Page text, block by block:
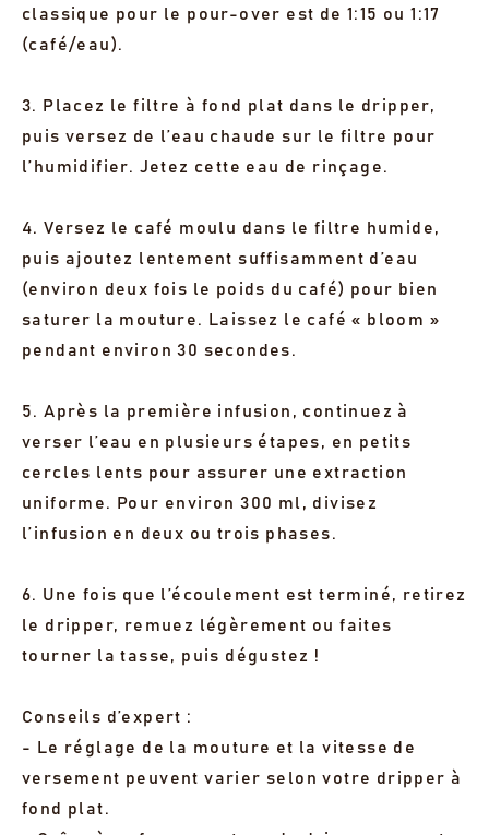
classique pour le pour-over est de 1:15 ou 1:17
(café/eau).
3. Placez le filtre à fond plat dans le dripper,
puis versez de l’eau chaude sur le filtre pour
l’humidifier. Jetez cette eau de rinçage.
4. Versez le café moulu dans le filtre humide,
puis ajoutez lentement suffisamment d’eau
(environ deux fois le poids du café) pour bien
saturer la mouture. Laissez le café « bloom »
pendant environ 30 secondes.
5. Après la première infusion, continuez à
verser l’eau en plusieurs étapes, en petits
cercles lents pour assurer une extraction
uniforme. Pour environ 300 ml, divisez
l’infusion en deux ou trois phases.
6. Une fois que l’écoulement est terminé, retirez
le dripper, remuez légèrement ou faites
tourner la tasse, puis dégustez !
Conseils d’expert :
- Le réglage de la mouture et la vitesse de
versement peuvent varier selon votre dripper à
fond plat.